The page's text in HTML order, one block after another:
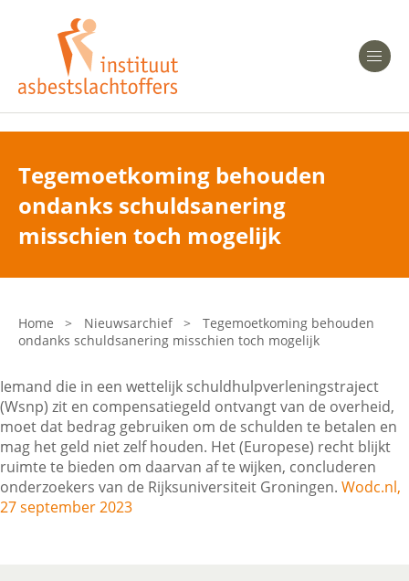
Heeft u Mesothelioom?
Heeft u Asbestose?
Bent u arts?
Bent u werkgever of verzekeraar?
Asbest en Gezondheid
Laatste nieuws
Onze organisatie
Veelgestelde vragen
Contactgegevens
Tegemoetkoming behouden
ondanks schuldsanering
misschien toch mogelijk
Home > Nieuwsarchief >
Tegemoetkoming behouden
ondanks schuldsanering misschien toch mogelijk
Iemand die in een wettelijk schuldhulpverleningstraject
(Wsnp) zit en compensatiegeld ontvangt van de overheid,
moet dat bedrag gebruiken om de schulden te betalen en
mag het geld niet zelf houden. Het (Europese) recht blijkt
ruimte te bieden om daarvan af te wijken, concluderen
onderzoekers van de Rijksuniversiteit Groningen. Wodc.nl,
27 september 2023